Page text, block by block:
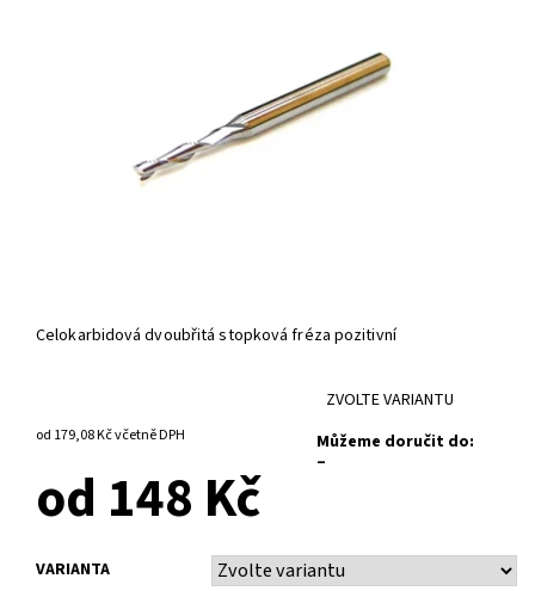
Celokarbidová dvoubřitá stopková fréza pozitivní
od 179,08 Kčvčetně DPH
ZVOLTE VARIANTU
Můžeme doručit do:
–
od 148 Kč
VARIANTA